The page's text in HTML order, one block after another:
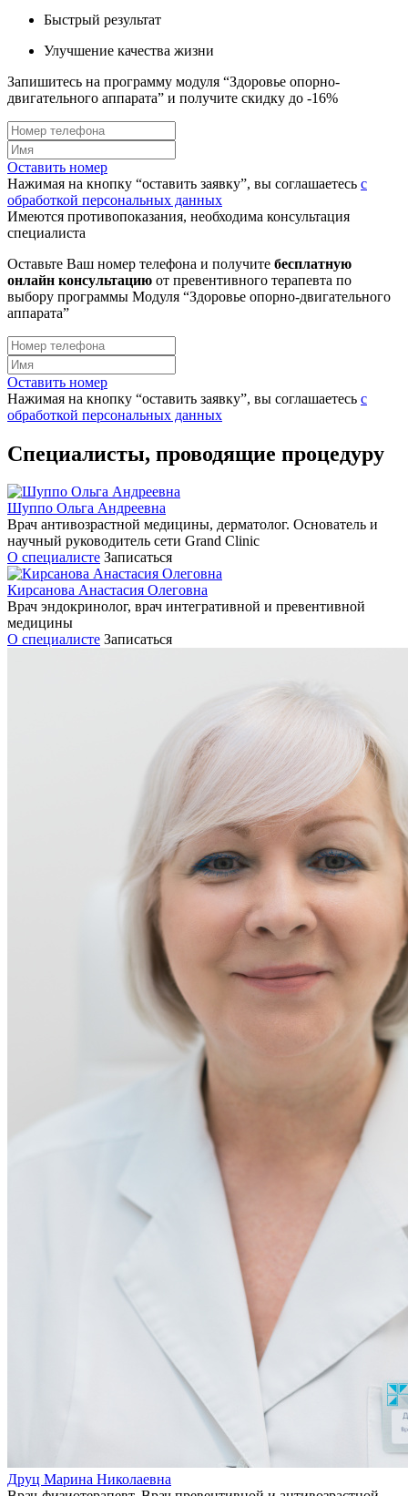
Быстрый результат
Улучшение качества жизни
Запишитесь на программу модуля “Здоровье опорно-
двигательного аппарата” и получите скидку до -16%
Оставить номер
Нажимая на кнопку “оставить заявку”, вы соглашаетесь с
обработкой персональных данных
Имеются противопоказания, необходима консультация
специалиста
Оставьте Ваш номер телефона и получите бесплатную
онлайн консультацию от превентивного терапевта по
выбору программы Модуля “Здоровье опорно-двигательного
аппарата”
Оставить номер
Нажимая на кнопку “оставить заявку”, вы соглашаетесь с
обработкой персональных данных
Специалисты, проводящие процедуру
Шуппо Ольга Андреевна
Врач антивозрастной медицины, дерматолог. Основатель и
научный руководитель сети Grand Clinic
О специалисте Записаться
Кирсанова Анастасия Олеговна
Врач эндокринолог, врач интегративной и превентивной
медицины
О специалисте Записаться
Друц Марина Николаевна